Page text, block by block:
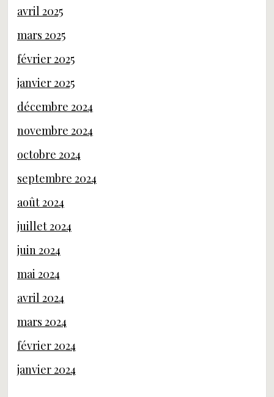
avril 2025
mars 2025
février 2025
janvier 2025
décembre 2024
novembre 2024
octobre 2024
septembre 2024
août 2024
juillet 2024
juin 2024
mai 2024
avril 2024
mars 2024
février 2024
janvier 2024